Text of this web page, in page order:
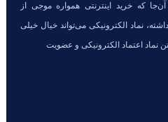
که خرید اینترنتی همواره موجی از
نماد الکترونیکی می‌تواند خیال خیلی
نماد اعتماد الکترونیکی و عضویت